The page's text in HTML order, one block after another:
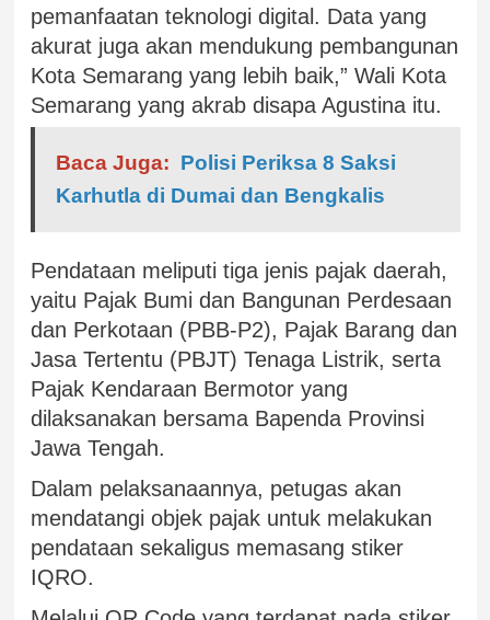
pemanfaatan teknologi digital. Data yang
akurat juga akan mendukung pembangunan
Kota Semarang yang lebih baik,” Wali Kota
Semarang yang akrab disapa Agustina itu.
Baca Juga: Polisi Periksa 8 Saksi
Karhutla di Dumai dan Bengkalis
Pendataan meliputi tiga jenis pajak daerah,
yaitu Pajak Bumi dan Bangunan Perdesaan
dan Perkotaan (PBB-P2), Pajak Barang dan
Jasa Tertentu (PBJT) Tenaga Listrik, serta
Pajak Kendaraan Bermotor yang
dilaksanakan bersama Bapenda Provinsi
Jawa Tengah.
Dalam pelaksanaannya, petugas akan
mendatangi objek pajak untuk melakukan
pendataan sekaligus memasang stiker
IQRO.